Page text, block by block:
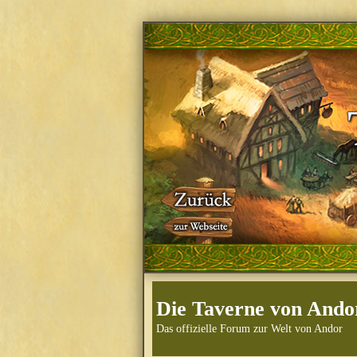
Die Taverne von
Das offizielle Forum zur Welt von Andor